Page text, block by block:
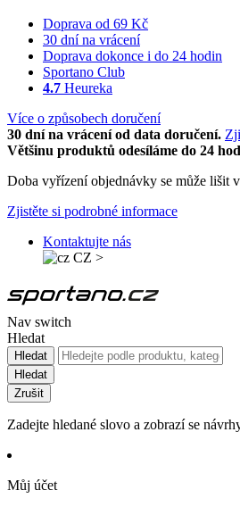
Doprava od 69 Kč
30 dní na vrácení
Doprava dokonce i do 24 hodin
Sportano Club
4.7 Heureka
Více o způsobech doručení
30 dní na vrácení od data doručení.
Většinu produktů odesíláme do 24
Doba vyřízení objednávky se může lišit
Zjistěte si podrobné informace
Kontaktujte nás
CZ >
Nav switch
Hledat
Hledat
Hledat
Zrušit
Zadejte hledané slovo a zobrazí se
Můj účet